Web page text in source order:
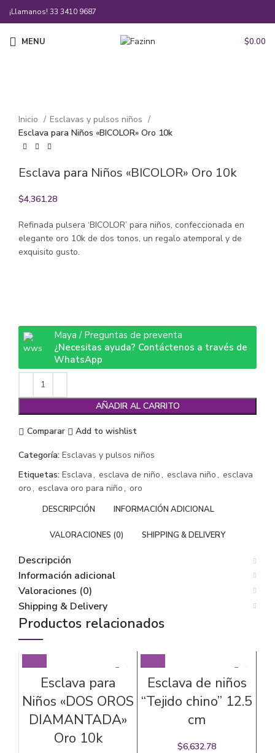
¡Llamanos! 33 3410 9687
MENU $0.00
Inicio
Esclavas y pulsos niños
Esclava para Niños «BICOLOR» Oro 10k
Esclava para Niños «BICOLOR» Oro 10k
$4,361.28
Refinada pulsera ‘BICOLOR’ para niños, confeccionada en
elegante oro 10k de dos tonos, un regalo atemporal y de
exquisito gusto.
Maya / Preguntas de preventa
¿Necesitas ayuda? Contáctenos a través de
WhatsApp
AÑADIR AL CARRITO
Comparar Add to wishlist
Categoría: Esclavas y pulsos niños
Etiquetas: Esclava, esclava de niño, esclava niño, esclava
oro, esclava oro para niño, oro
DESCRIPCIÓN INFORMACIÓN ADICIONAL
VALORACIONES (0) SHIPPING & DELIVERY
Descripción
Información adicional
Valoraciones (0)
Shipping & Delivery
Productos relacionados
Esclava para
Niños «DOS OROS
DIAMANTADA»
Oro 10k
Esclava de niños
“Tejido chino” 12.5
cm
$6,632.78